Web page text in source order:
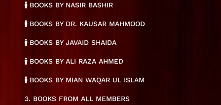
BOOKS BY NASIR BASHIR
BOOKS BY DR. KAUSAR MAHMOOD
BOOKS BY JAVAID SHAIDA
BOOKS BY ALI RAZA AHMED
BOOKS BY MIAN WAQAR UL ISLAM
3. BOOKS FROM ALL MEMBERS